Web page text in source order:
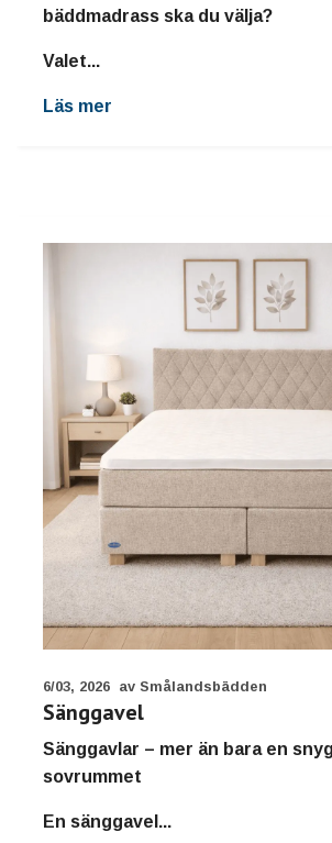
bäddmadrass ska du välja?
Valet...
Läs mer
6/03, 2026 av Smålandsbädden
Sänggavel
Sänggavlar – mer än bara en
sovrummet
En sänggavel...